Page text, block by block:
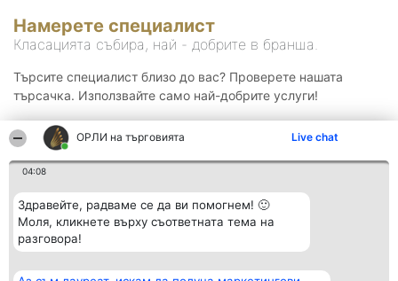
ОРЛИ на търговията Live chat
04:08
Здравейте, радваме се да ви помогнем! 🙂
Моля, кликнете върху съответната тема на
разговора!
Намерете специалист
Класацията събира, най - добрите в бранша.
Търсите специалист близо до вас? Проверете нашата
търсачка. Използвайте само най-добрите услуги!